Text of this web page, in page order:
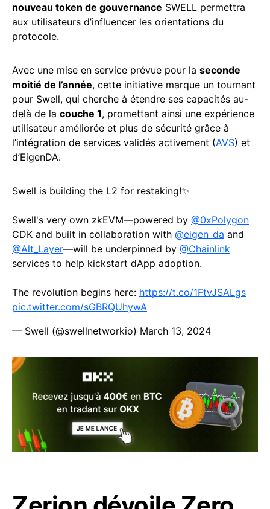
nouveau token de gouvernance SWELL permettra
aux utilisateurs d’influencer les orientations du
protocole.
Avec une mise en service prévue pour la seconde
moitié de l’année, cette initiative marque un tournant
pour Swell, qui cherche à étendre ses capacités au-
delà de la couche 1, promettant ainsi une expérience
utilisateur améliorée et plus de sécurité grâce à
l’intégration de services validés activement (AVS) et
d’EigenDA.
Swell is building the L2 for restaking!✨
Swell's very own zkEVM—powered by @0xPolygon
CDK and built in collaboration with @eigen_da and
@Alt_Layer—will be underpinned by @Chainlink
services to help kickstart dApp adoption.
The revolution begins here: https://t.co/1FtvJSALgs
pic.twitter.com/sGBRQUhywA
— Swell (@swellnetworkio) March 13, 2024